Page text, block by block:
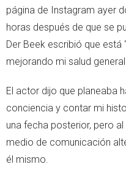
página de Instagram ayer
horas después de que se
Der Beek escribió que
mejorando mi salud
El actor dijo que planeaba
conciencia y contar mi
una fecha posterior, pero
medio de comunicación
él mismo.